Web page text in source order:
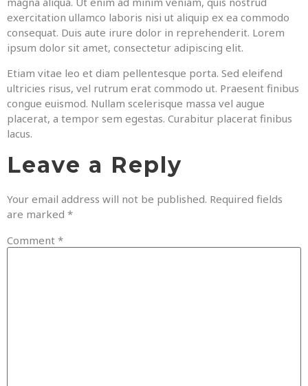
exercitation ullamco laboris nisi ut aliquip ex ea commodo
consequat. Duis aute irure dolor in reprehenderit. Lorem
ipsum dolor sit amet, consectetur adipiscing elit.
Etiam vitae leo et diam pellentesque porta. Sed eleifend
ultricies risus, vel rutrum erat commodo ut. Praesent finibus
congue euismod. Nullam scelerisque massa vel augue
placerat, a tempor sem egestas. Curabitur placerat finibus
lacus.
Leave a Reply
Your email address will not be published. Required fields
are marked *
Comment *